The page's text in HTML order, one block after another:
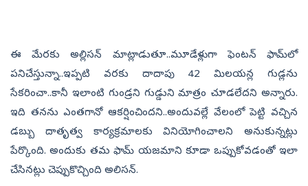
ఈ మేరకు అల్లిసన్‌ మాట్లాడుతూ..మూడేళ్లుగా ఫెంటన్‌ ఫామ్‌లో
పనిచేస్తున్నా..ఇప్పటి వరకు దాదాపు 42 మిలయన్ల గుడ్లను
సేకరించా..కానీ ఇలాంటి గుండ్రని గుడ్డుని మాత్రం చూడలేదని అన్నారు.
ఇది తనను ఎంతగానో ఆకర్షించిందని..అందువల్లే వేలంలో పెట్టి వచ్చిన
డబ్బు దాతృత్వ కార్యక్రమాలకు వినియోగించాలని అనుకున్నట్లు
పేర్కొంది. అందుకు తమ ఫామ్‌ యజమాని కూడా ఒప్పుకోవడంతో ఇలా
చేసినట్లు చెప్పుకొచ్చింది అలిసన్‌.